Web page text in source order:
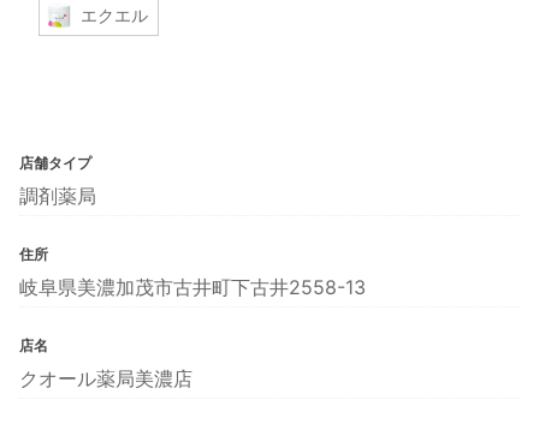
エクエル
店舗タイプ
調剤薬局
住所
岐阜県美濃加茂市古井町下古井2558-13
店名
クオール薬局美濃店